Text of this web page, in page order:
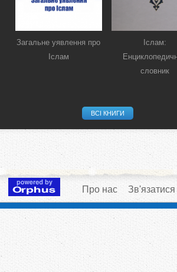
Загальне уявлення про
Іслам
Іслам:
словник
ВСІ КНИГИ
Про нас